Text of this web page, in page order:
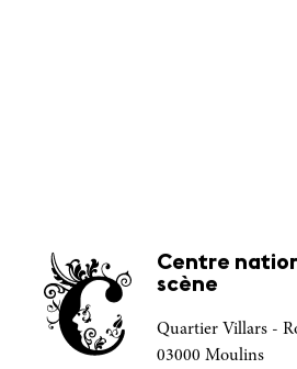
Centre
scène
Quartier Villars -
03000 Moulins